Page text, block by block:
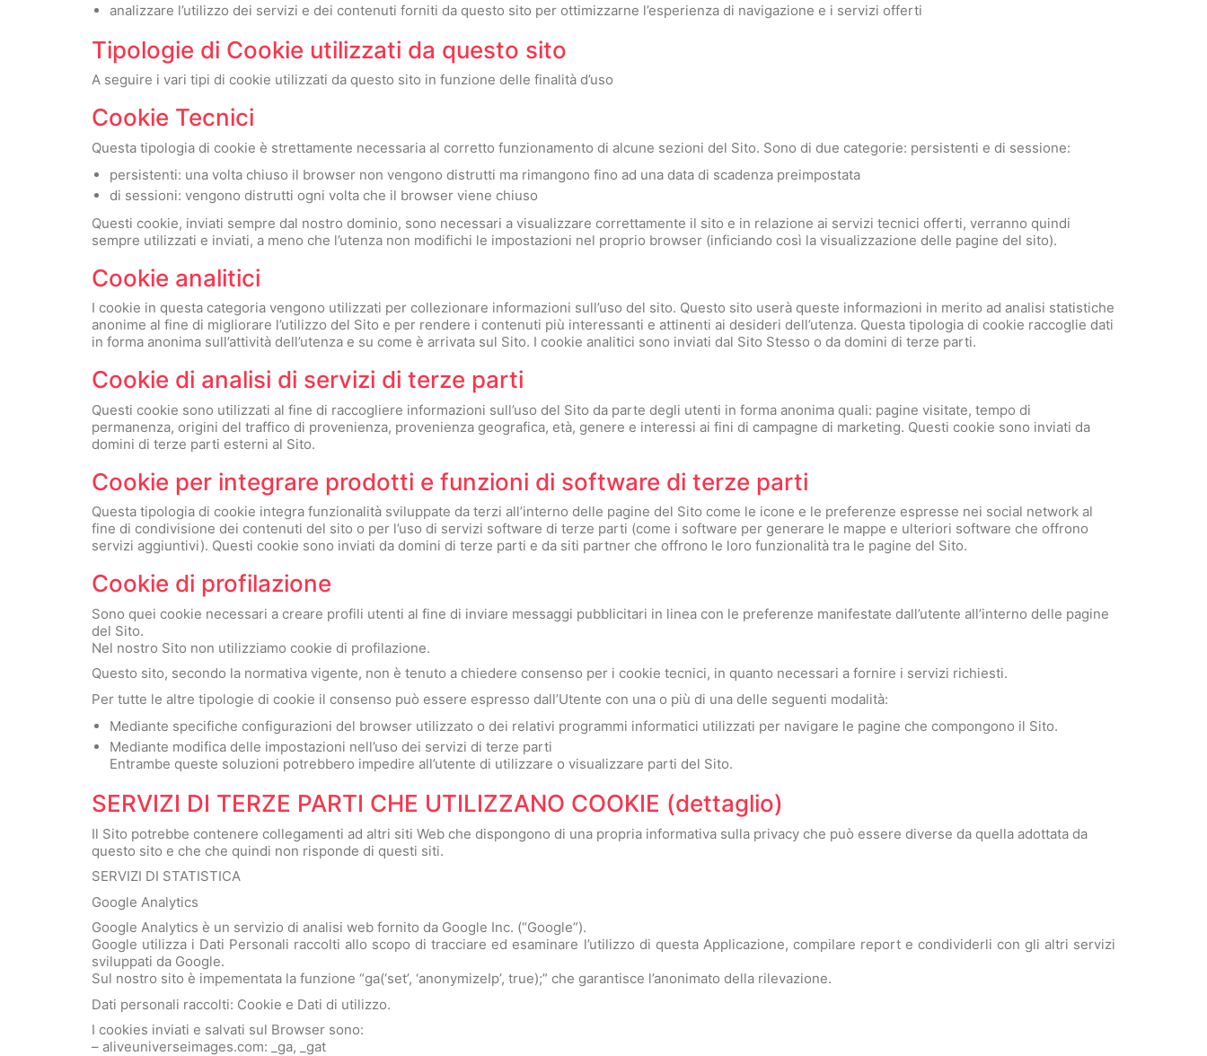
analizzare l’utilizzo dei servizi e dei contenuti forniti da questo sito per ottimizzarne l’esperienza di navigazione e i servizi offerti
Tipologie di Cookie utilizzati da questo sito
A seguire i vari tipi di cookie utilizzati da questo sito in funzione delle finalità d’uso
Cookie Tecnici
Questa tipologia di cookie è strettamente necessaria al corretto funzionamento di alcune sezioni del Sito. Sono di due categorie: persistenti e di sessione:
persistenti: una volta chiuso il browser non vengono distrutti ma rimangono fino ad una data di scadenza preimpostata
di sessioni: vengono distrutti ogni volta che il browser viene chiuso
Questi cookie, inviati sempre dal nostro dominio, sono necessari a visualizzare correttamente il sito e in relazione ai servizi tecnici offerti, verranno quindi
sempre utilizzati e inviati, a meno che l’utenza non modifichi le impostazioni nel proprio browser (inficiando così la visualizzazione delle pagine del sito).
Cookie analitici
I cookie in questa categoria vengono utilizzati per collezionare informazioni sull’uso del sito. Questo sito userà queste informazioni in merito ad analisi statistiche
anonime al fine di migliorare l’utilizzo del Sito e per rendere i contenuti più interessanti e attinenti ai desideri dell’utenza. Questa tipologia di cookie raccoglie dati
in forma anonima sull’attività dell’utenza e su come è arrivata sul Sito. I cookie analitici sono inviati dal Sito Stesso o da domini di terze parti.
Cookie di analisi di servizi di terze parti
Questi cookie sono utilizzati al fine di raccogliere informazioni sull’uso del Sito da parte degli utenti in forma anonima quali: pagine visitate, tempo di
permanenza, origini del traffico di provenienza, provenienza geografica, età, genere e interessi ai fini di campagne di marketing. Questi cookie sono inviati da
domini di terze parti esterni al Sito.
Cookie per integrare prodotti e funzioni di software di terze parti
Questa tipologia di cookie integra funzionalità sviluppate da terzi all’interno delle pagine del Sito come le icone e le preferenze espresse nei social network al
fine di condivisione dei contenuti del sito o per l’uso di servizi software di terze parti (come i software per generare le mappe e ulteriori software che offrono
servizi aggiuntivi). Questi cookie sono inviati da domini di terze parti e da siti partner che offrono le loro funzionalità tra le pagine del Sito.
Cookie di profilazione
Sono quei cookie necessari a creare profili utenti al fine di inviare messaggi pubblicitari in linea con le preferenze manifestate dall’utente all’interno delle pagine
del Sito.
Nel nostro Sito non utilizziamo cookie di profilazione.
Questo sito, secondo la normativa vigente, non è tenuto a chiedere consenso per i cookie tecnici, in quanto necessari a fornire i servizi richiesti.
Per tutte le altre tipologie di cookie il consenso può essere espresso dall’Utente con una o più di una delle seguenti modalità:
Mediante specifiche configurazioni del browser utilizzato o dei relativi programmi informatici utilizzati per navigare le pagine che compongono il Sito.
Mediante modifica delle impostazioni nell’uso dei servizi di terze parti
Entrambe queste soluzioni potrebbero impedire all’utente di utilizzare o visualizzare parti del Sito.
SERVIZI DI TERZE PARTI CHE UTILIZZANO COOKIE (dettaglio)
Il Sito potrebbe contenere collegamenti ad altri siti Web che dispongono di una propria informativa sulla privacy che può essere diverse da quella adottata da
questo sito e che che quindi non risponde di questi siti.
SERVIZI DI STATISTICA
Google Analytics
Google Analytics è un servizio di analisi web fornito da Google Inc. (“Google”).
Google utilizza i Dati Personali raccolti allo scopo di tracciare ed esaminare l’utilizzo di questa Applicazione, compilare report e condividerli con gli altri servizi
sviluppati da Google.
Sul nostro sito è impementata la funzione “ga(‘set’, ‘anonymizeIp’, true);” che garantisce l’anonimato della rilevazione.
Dati personali raccolti: Cookie e Dati di utilizzo.
I cookies inviati e salvati sul Browser sono:
– aliveuniverseimages.com: _ga, _gat